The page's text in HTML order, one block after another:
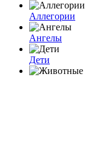
Аллегории
Ангелы
Дети